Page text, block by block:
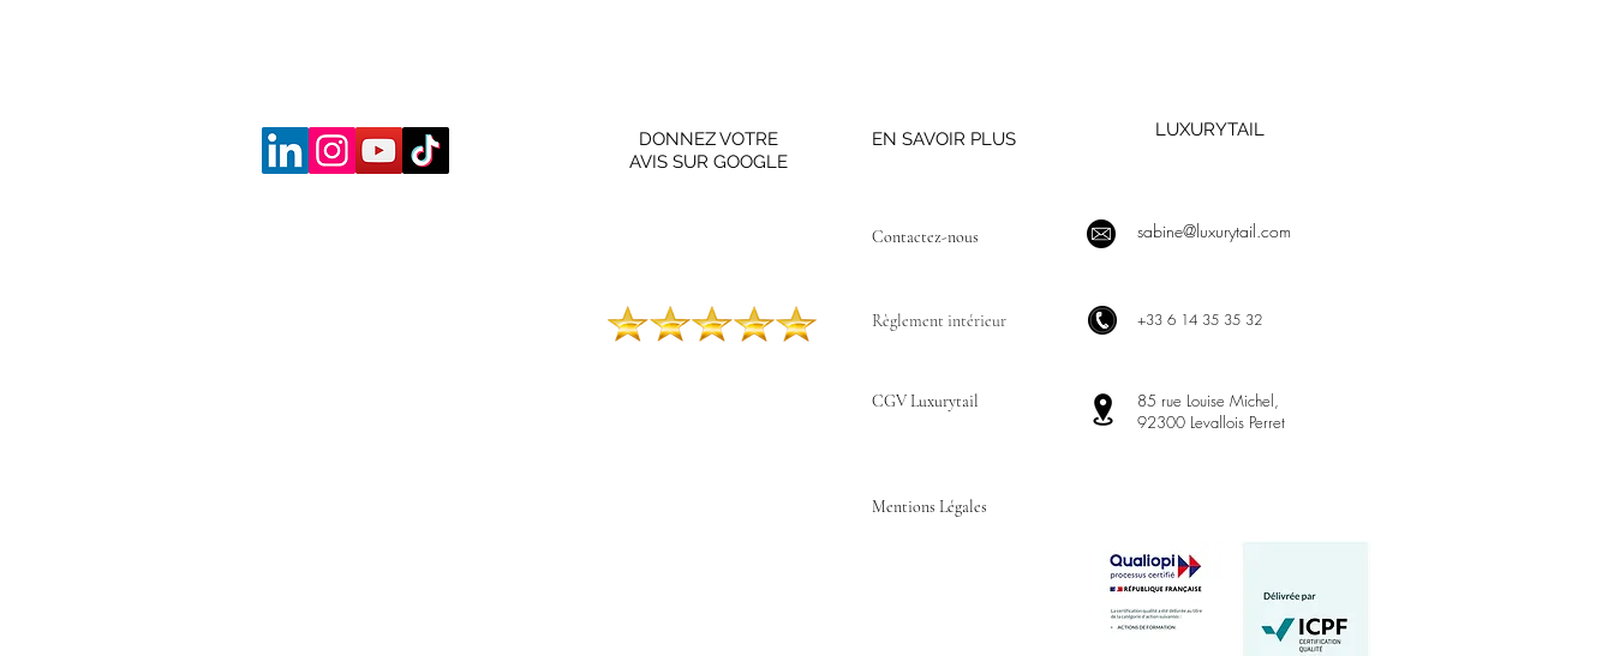
DONNEZ VOTRE
AVIS SUR GOOGLE
EN SAVOIR PLUS LUXURYTAIL
Contactez-nous ​ sabine@luxurytail.com
Règlement intérieur +33 6 14 35 35 32
CGV Luxurytail
85 rue Louise Michel,
92300 Levallois Perret
Mentions Légales